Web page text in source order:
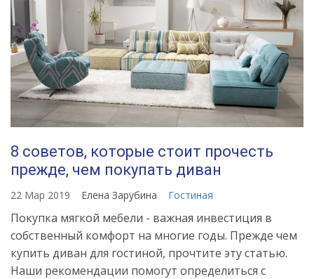
8 советов, которые стоит прочесть
прежде, чем покупать диван
22 Мар 2019 Елена Зарубина Гостиная
Покупка мягкой мебели - важная инвестиция в
собственный комфорт на многие годы. Прежде чем
купить диван для гостиной, прочтите эту статью.
Наши рекомендации помогут определиться с